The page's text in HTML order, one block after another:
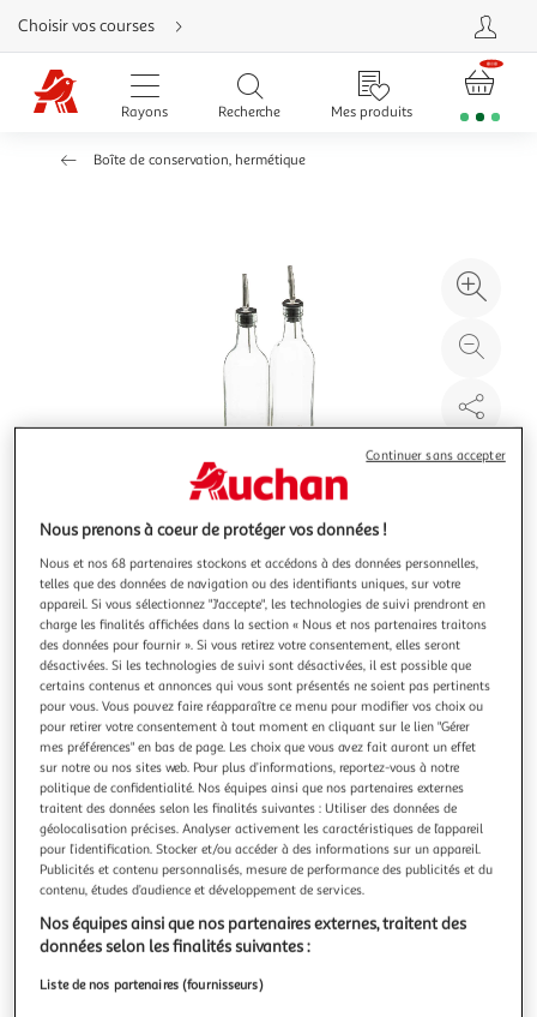
Aller
directement
au
contenu
Aller
directement
Aller
Choisir vos courses
Rayons Recherche Mes produits
Boîte de conservation, hermétique
100
%
le
Illustration
précédente
Illustration
suivante
FIVE
Set huile & vinaigre bambou 32cm transparent
Informations Techniques : Dimensions : L. 16,6 x l. 9,2 x H. 32
cm Matière : Verre & Bambou Spécificités : Pratique & Utile
Set Huile & Vinaigre Pour Condiments Socle en Bambou
Poids : 0,763 kg Couleur : Transparent & Beige
En savoir +
Vendu par Paris Prix
Livr. ou retrait dès 1/2 semaines
A partir de 7,99€
Plus d'options
Vendu parParis Prix 12,99€ 16,99€
4,99€
Nous prenons à coeur de protéger vos données !
Nous et nos 68 partenaires stockons et accédons à des données personnelles,
telles que des données de navigation ou des identifiants uniques, sur votre
appareil. Si vous sélectionnez "J'accepte", les technologies de suivi prendront en
charge les finalités affichées dans la section « Nous et nos partenaires traitons
des données pour fournir ». Si vous retirez votre consentement, elles seront
désactivées. Si les technologies de suivi sont désactivées, il est possible que
certains contenus et annonces qui vous sont présentés ne soient pas pertinents
pour vous. Vous pouvez faire réapparaître ce menu pour modifier vos choix ou
pour retirer votre consentement à tout moment en cliquant sur le lien "Gérer
mes préférences" en bas de page. Les choix que vous avez fait auront un effet
sur notre ou nos sites web. Pour plus d’informations, reportez-vous à notre
politique de confidentialité. Nos équipes ainsi que nos partenaires externes
traitent des données selon les finalités suivantes : Utiliser des données de
géolocalisation précises. Analyser activement les caractéristiques de l’appareil
pour l’identification. Stocker et/ou accéder à des informations sur un appareil.
Publicités et contenu personnalisés, mesure de performance des publicités et du
contenu, études d’audience et développement de services.
Nos équipes ainsi que nos partenaires externes, traitent des
données selon les finalités suivantes :
Liste de nos partenaires (fournisseurs)
Continuer sans accepter